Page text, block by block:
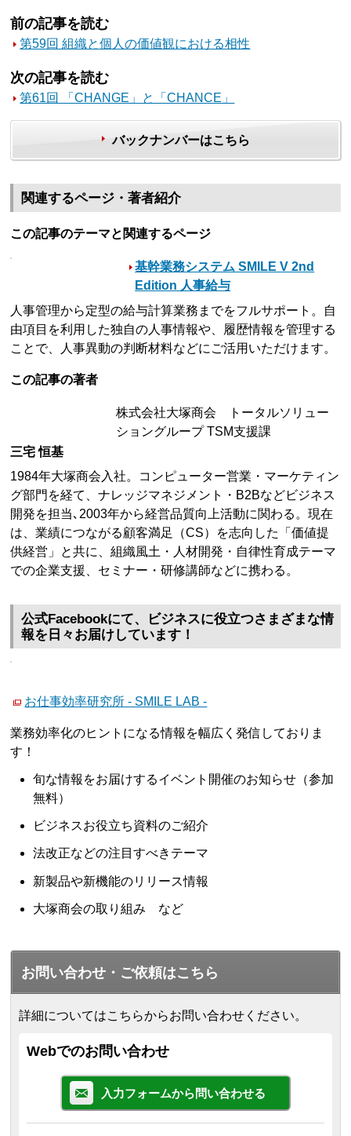
前の記事を読む
第59回 組織と個人の価値観における相性
次の記事を読む
第61回 「CHANGE」と「CHANCE」
バックナンバーはこちら
関連するページ・著者紹介
この記事のテーマと関連するページ
基幹業務システム SMILE V 2nd
Edition 人事給与
人事管理から定型の給与計算業務までをフルサポート。自
由項目を利用した独自の人事情報や、履歴情報を管理する
ことで、人事異動の判断材料などにご活用いただけます。
この記事の著者
株式会社大塚商会 トータルソリュー
ショングループ TSM支援課
三宅 恒基
1984年大塚商会入社。コンピューター営業・マーケティン
グ部門を経て、ナレッジマネジメント・B2Bなどビジネス
開発を担当､2003年から経営品質向上活動に関わる。現在
は、業績につながる顧客満足（CS）を志向した「価値提
供経営」と共に、組織風土・人材開発・自律性育成テーマ
での企業支援、セミナー・研修講師などに携わる。
公式Facebookにて、ビジネスに役立つさまざまな情
報を日々お届けしています！
お仕事効率研究所 - SMILE LAB -
業務効率化のヒントになる情報を幅広く発信しておりま
す！
旬な情報をお届けするイベント開催のお知らせ（参加
無料）
ビジネスお役立ち資料のご紹介
法改正などの注目すべきテーマ
新製品や新機能のリリース情報
大塚商会の取り組み など
お問い合わせ・ご依頼はこちら
詳細についてはこちらからお問い合わせください。
Webでのお問い合わせ
入力フォームから問い合わせる